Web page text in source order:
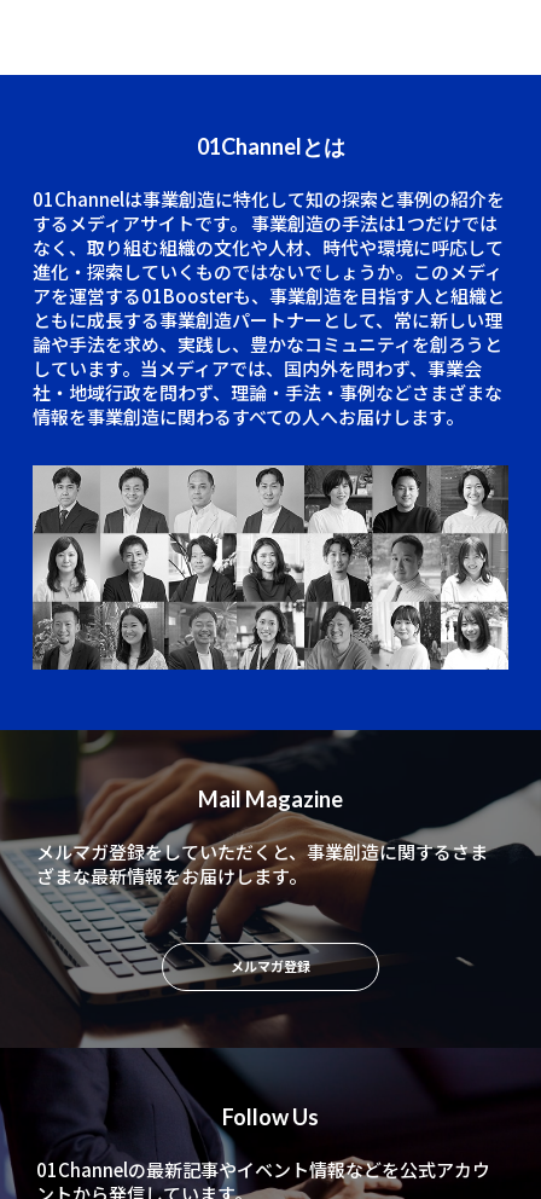
01Channelとは
01Channelは事業創造に特化して知の探索と事例の紹介を
するメディアサイトです。 事業創造の手法は1つだけでは
なく、取り組む組織の文化や人材、時代や環境に呼応して
進化・探索していくものではないでしょうか。このメディ
アを運営する01Boosterも、事業創造を目指す人と組織と
ともに成長する事業創造パートナーとして、常に新しい理
論や手法を求め、実践し、豊かなコミュニティを創ろうと
しています。当メディアでは、国内外を問わず、事業会
社・地域行政を問わず、理論・手法・事例などさまざまな
情報を事業創造に関わるすべての人へお届けします。
Follow Us
01Channelの最新記事やイベント情報などを公式アカウ
ントから発信しています。
Mail Magazine
メルマガ登録をしていただくと、事業創造に関するさま
ざまな最新情報をお届けします。
メルマガ登録